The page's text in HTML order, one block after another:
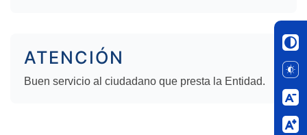
ATENCIÓN
Buen servicio al ciudadano que presta la Entidad.